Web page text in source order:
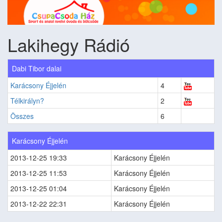
Lakihegy Rádió
Dabi Tibor dalai
Karácsony Éjjelén
4
Télkirályn?
2
Összes
6
Karácsony Éjjelén
2013-12-25 19:33
Karácsony Éjjelén
2013-12-25 11:53
Karácsony Éjjelén
2013-12-25 01:04
Karácsony Éjjelén
2013-12-22 22:31
Karácsony Éjjelén